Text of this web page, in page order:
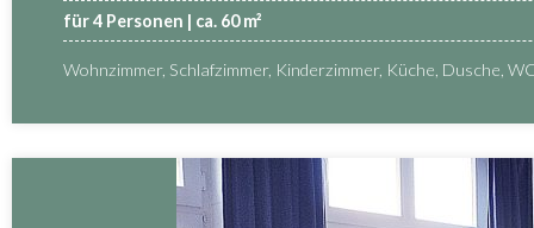
für 4 Personen | ca. 60 m²
Wohnzimmer, Schlafzimmer, Kinderzimmer, Küche, Dusche,